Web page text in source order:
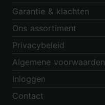
Garantie & klachten
Ons assortiment
Privacybeleid
Algemene voorwaarden
Inloggen
Contact